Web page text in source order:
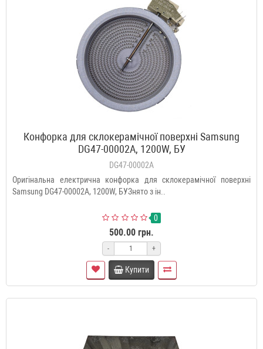
Конфорка для склокерамічної поверхні Samsung
DG47-00002A, 1200W, БУ
DG47-00002A
Оригінальна електрична конфорка для склокерамічної поверхні
Samsung DG47-00002A, 1200W, БУЗнято з ін..
0
500.00 грн.
- +
Купити